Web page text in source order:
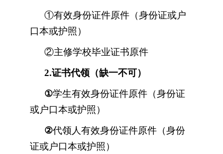
①有效身份证件原件（身份证或户
口本或护照）
②主修学校毕业证书原件
2.证书代领（缺一不可）
①学生有效身份证件原件（身份证
或户口本或护照）
②代领人有效身份证件原件（身份
证或户口本或护照）